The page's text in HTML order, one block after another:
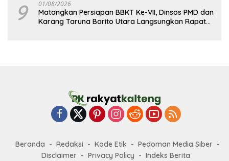
9 01/08/2026
Matangkan Persiapan BBKT Ke-VII, Dinsos PMD dan
Karang Taruna Barito Utara Langsungkan Rapat
Beranda Redaksi Kode Etik
Pedoman Media Siber
Disclaimer
Privacy Policy Indeks Berita